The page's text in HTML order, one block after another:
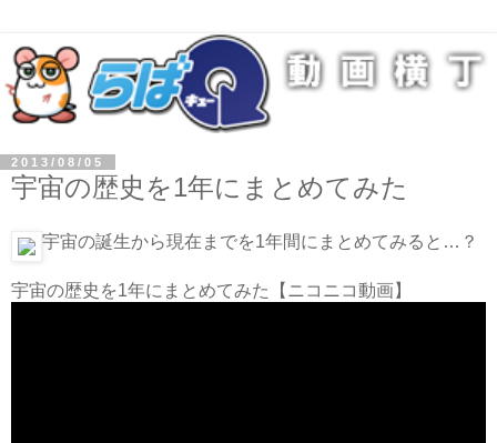
2013/08/05
宇宙の歴史を1年にまとめてみた
宇宙の誕生から現在までを1年間にまとめてみると…？
宇宙の歴史を1年にまとめてみた 【ニコニコ動画】